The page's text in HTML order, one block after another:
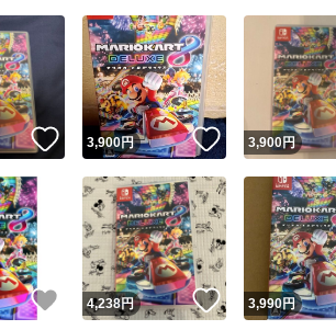
いいね！
3,900円 いいね！
3,900円
いいね！
4,238円 いいね！
3,990円